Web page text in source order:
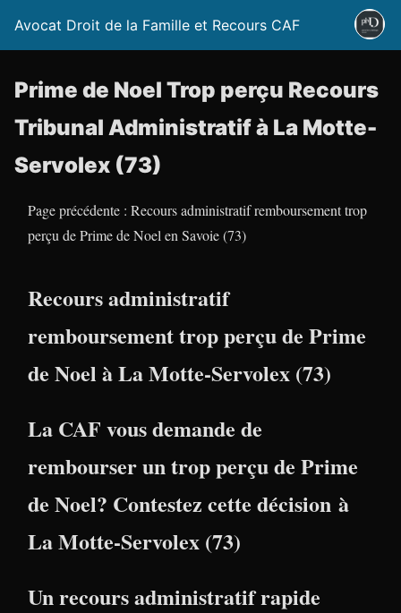
Avocat Droit de la Famille et Recours CAF
Prime de Noel Trop perçu Recours
Tribunal Administratif à La Motte-
Servolex (73)
Page précédente : Recours administratif remboursement trop
perçu de Prime de Noel en Savoie (73)
Recours administratif
remboursement trop perçu de Prime
de Noel à La Motte-Servolex (73)
La CAF vous demande de
rembourser un trop perçu de Prime
de Noel? Contestez cette décision à
La Motte-Servolex (73)
Un recours administratif rapide